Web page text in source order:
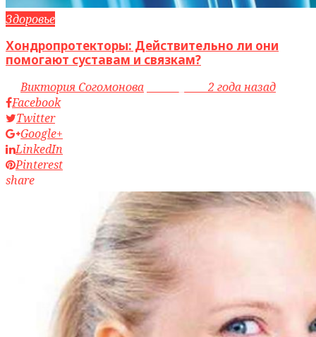
Здоровье
Хондропротекторы: Действительно ли они
помогают суставам и связкам?
byВиктория Согомонова access_time2 года назад
Facebook
Twitter
Google+
LinkedIn
Pinterest
share